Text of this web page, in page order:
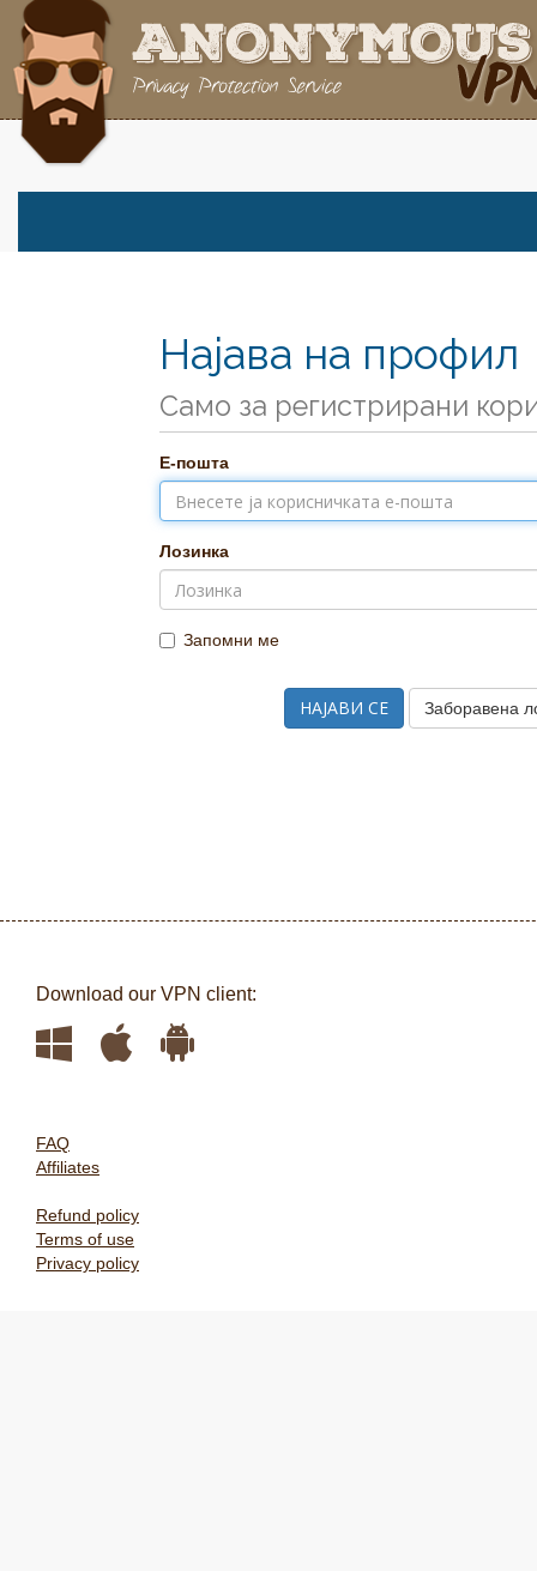
Најава на профил
Само за регистрирани
Е-пошта
Лозинка
Запомни ме
Заборавена
Download our VPN client:
FAQ
Affiliates
Refund policy
Terms of use
Privacy policy